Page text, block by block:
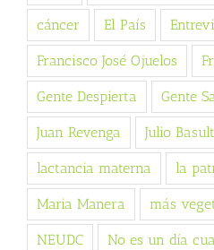
cáncer El País
Francisco José Ojuelos
Gente Despierta Gente
Juan Revenga Julio
lactancia materna la
Maria Manera más
NEUDC No es un día